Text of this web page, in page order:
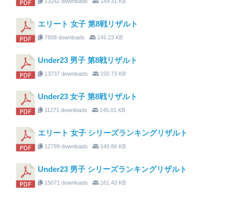
エリート 女子 第8戦リザルト
7658 downloads 145.23 KB
Under23 男子 第8戦リザルト
13737 downloads 150.73 KB
Under23 女子 第8戦リザルト
11271 downloads 145.01 KB
エリート 女子 シリーズランキングリザルト
12799 downloads 149.86 KB
Under23 男子 シリーズランキングリザルト
15071 downloads 161.43 KB